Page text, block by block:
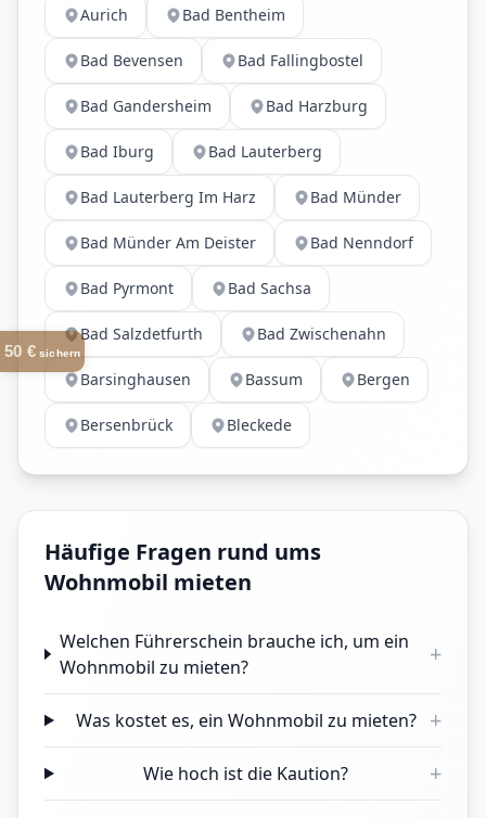
Aurich Bad Bentheim
Bad Bevensen Bad Fallingbostel
Bad Gandersheim Bad Harzburg
Bad Iburg Bad Lauterberg
Bad Lauterberg Im Harz Bad Münder
Bad Münder Am Deister Bad Nenndorf
Bad Pyrmont Bad Sachsa
Bad Salzdetfurth Bad Zwischenahn
Barsinghausen Bassum Bergen
Bersenbrück Bleckede
Häufige Fragen rund ums
Wohnmobil mieten
Welchen Führerschein brauche ich, um ein
Wohnmobil zu mieten?
+
Was kostet es, ein Wohnmobil zu mieten? +
Wie hoch ist die Kaution? +
50 €sichern